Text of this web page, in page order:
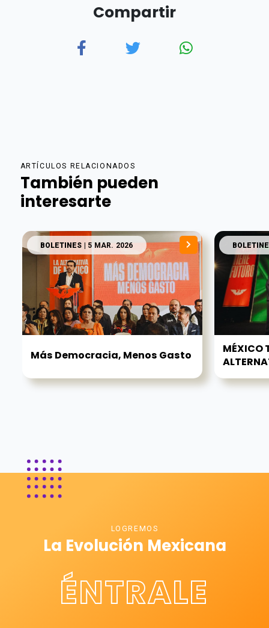
Compartir
ARTÍCULOS RELACIONADOS
También pueden
interesarte
BOLETINES | 5 MAR. 2026
Más Democracia, Menos Gasto
MÉXICO
LOGREMOS
La Evolución Mexicana
ÉNTRALE